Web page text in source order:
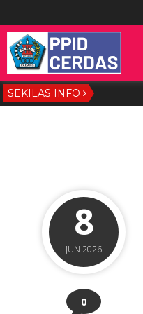
SEKILAS INFO
8
JUN 2026
0